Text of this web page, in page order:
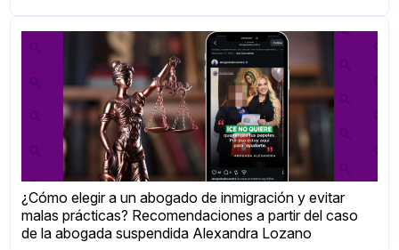
¿Cómo elegir a un abogado de inmigración y evitar
malas prácticas? Recomendaciones a partir del caso
de la abogada suspendida Alexandra Lozano